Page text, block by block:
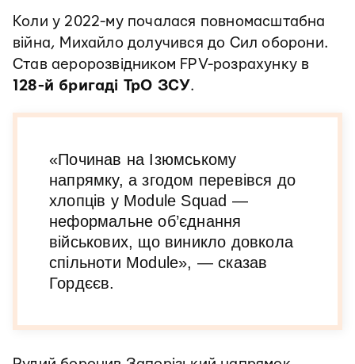
Коли у 2022-му почалася повномасштабна
війна, Михайло долучився до Сил оборони.
Став аеророзвідником FPV-розрахунку в
128-й бригаді ТрО ЗСУ.
«Починав на Ізюмському
напрямку, а згодом перевівся до
хлопців у Module Squad —
неформальне об’єднання
військових, що виникло довкола
спільноти Module», — сказав
Гордєєв.